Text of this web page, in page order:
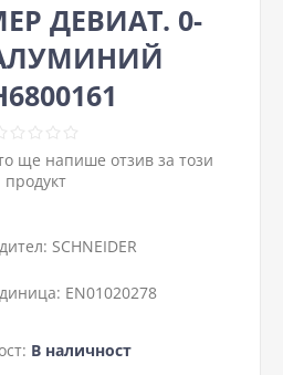
ДЕВИАТ. 0-
ще напише отзив за този
продукт
SCHNEIDER
EN01020278
В наличност